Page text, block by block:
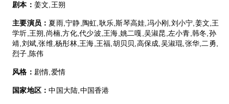
剧本： 姜文,王朔
主要演员： 夏雨,宁静,陶虹,耿乐,斯琴高娃,冯小刚,刘小宁,姜文,王
学圻,王朔,尚楠,方化,代少波,王海,姚二嘎,吴淑昆,左小青,韩冬,孙
靖,刘斌,张维,杨彤林,王海,王福,胡贝贝,高保成,吴淑琨,张华,二勇,
烈子,陈伟
风格： 剧情,爱情
国家地区：中国大陆,中国香港